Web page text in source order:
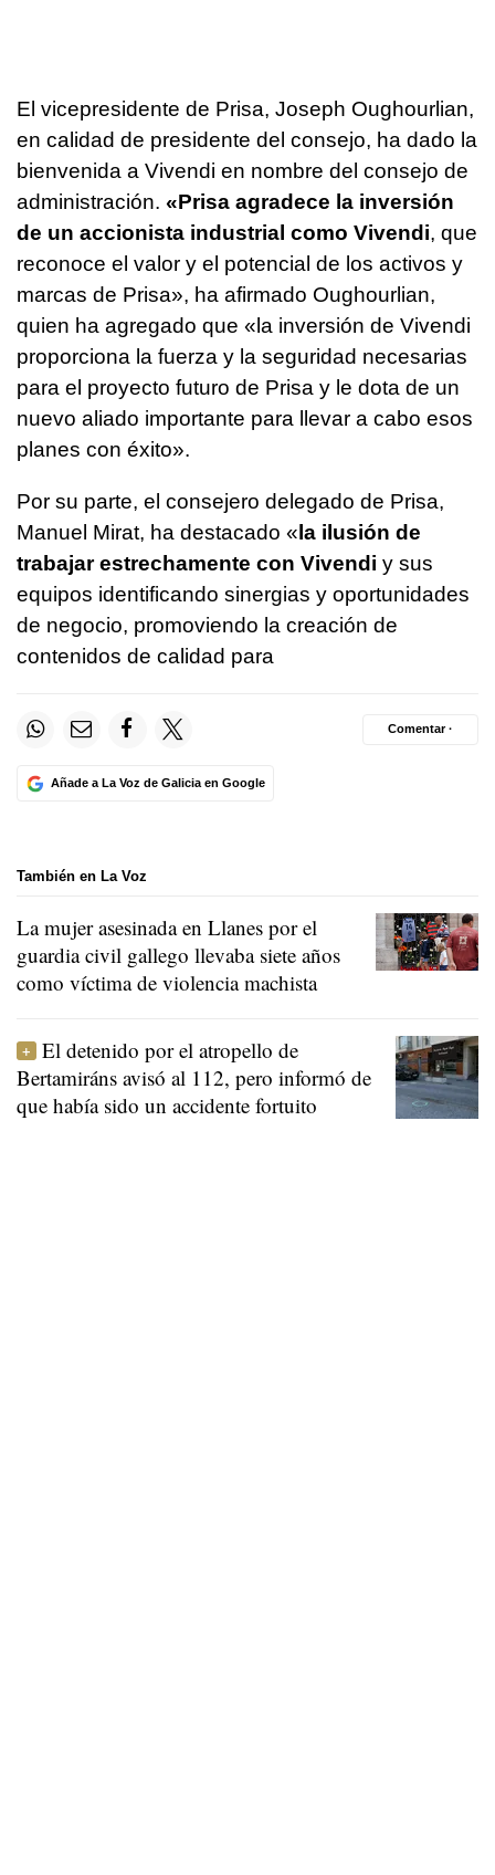
El vicepresidente de Prisa, Joseph Oughourlian,
en calidad de presidente del consejo, ha dado la
bienvenida a Vivendi en nombre del consejo de
administración. «Prisa agradece la inversión
de un accionista industrial como Vivendi, que
reconoce el valor y el potencial de los activos y
marcas de Prisa», ha afirmado Oughourlian,
quien ha agregado que «la inversión de Vivendi
proporciona la fuerza y la seguridad necesarias
para el proyecto futuro de Prisa y le dota de un
nuevo aliado importante para llevar a cabo esos
planes con éxito».
Por su parte, el consejero delegado de Prisa,
Manuel Mirat, ha destacado «la ilusión de
trabajar estrechamente con Vivendi y sus
equipos identificando sinergias y oportunidades
de negocio, promoviendo la creación de
contenidos de calidad para
Añade a La Voz de Galicia en Google
Comentar ·
También en La Voz
La mujer asesinada en Llanes por el
guardia civil gallego llevaba siete años
como víctima de violencia machista
El detenido por el atropello de
Bertamiráns avisó al 112, pero informó de
que había sido un accidente fortuito